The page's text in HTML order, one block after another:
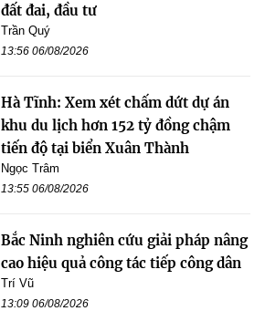
đất đai, đầu tư
Trần Quý
13:56 06/08/2026
Hà Tĩnh: Xem xét chấm dứt dự án
khu du lịch hơn 152 tỷ đồng chậm
tiến độ tại biển Xuân Thành
Ngọc Trâm
13:55 06/08/2026
Bắc Ninh nghiên cứu giải pháp nâng
cao hiệu quả công tác tiếp công dân
Trí Vũ
13:09 06/08/2026